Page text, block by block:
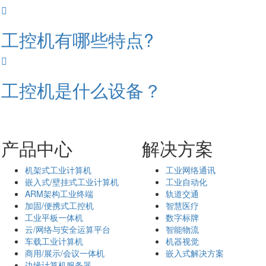
工控机有哪些特点?
工控机是什么设备？
产品中心
机架式工业计算机
嵌入式/壁挂式工业计算机
ARM架构工业终端
加固/便携式工控机
工业平板一体机
云/网络与安全运算平台
车载工业计算机
商用/展示/会议一体机
解决方案
工业网络通讯
工业自动化
轨道交通
智慧医疗
数字标牌
智能物流
机器视觉
嵌入式解决方案